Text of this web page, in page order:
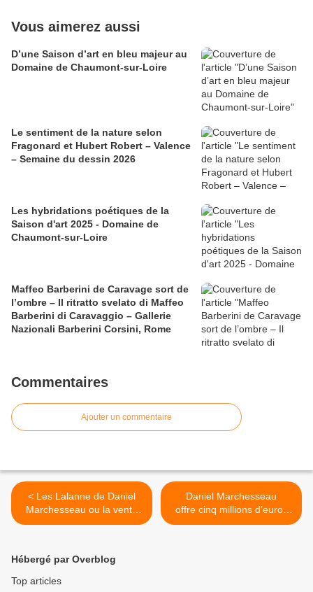
Vous aimerez aussi
D’une Saison d’art en bleu majeur au
Domaine de Chaumont-sur-Loire
​​​​​​​Le sentiment de la nature selon
Fragonard et Hubert Robert – Valence
– Semaine du dessin 2026
Les hybridations poétiques de la
Saison d'art 2025 - Domaine de
Chaumont-sur-Loire
Maffeo Barberini de Caravage sort de
l’ombre – Il ritratto svelato di Maffeo
Barberini di Caravaggio – Gallerie
Nazionali Barberini Corsini, Rome
Commentaires
Ajouter un commentaire
< Les Lalanne de Daniel
Marchesseau ou la vente
du cœur au profit du musée
Daniel Marchesseau
offre cinq millions d’euros
au futur Centre de
Hébergé par Overblog
Top articles